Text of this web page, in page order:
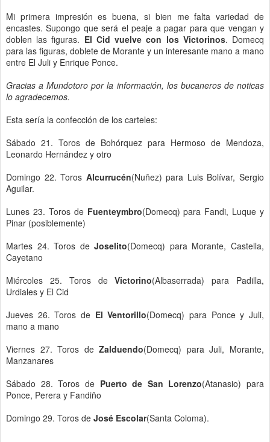
Mi primera impresión es buena, si bien me falta variedad de
encastes. Supongo que será el peaje a pagar para que vengan y
doblen las figuras. El Cid vuelve con los Victorinos. Domecq
para las figuras, doblete de Morante y un interesante mano a mano
entre El Juli y Enrique Ponce.
Gracias a Mundotoro por la información, los bucaneros de noticas
lo agradecemos.
Esta sería la confección de los carteles:
Sábado 21. Toros de Bohórquez para Hermoso de Mendoza,
Leonardo Hernández y otro
Domingo 22. Toros Alcurrucén(Nuñez) para Luis Bolívar, Sergio
Aguilar.
Lunes 23. Toros de Fuenteymbro(Domecq) para Fandi, Luque y
Pinar (posiblemente)
Martes 24. Toros deJoselito(Domecq) para Morante, Castella,
Cayetano
Miércoles 25. Toros deVictorino(Albaserrada) para Padilla,
Urdiales y El Cid
Jueves 26. Toros de El Ventorillo(Domecq) para Ponce y Juli,
mano a mano
Viernes 27. Toros deZalduendo(Domecq) para Juli, Morante,
Manzanares
Sábado 28. Toros de Puerto de San Lorenzo(Atanasio) para
Ponce, Perera y Fandiño
Domingo 29. Toros de José Escolar(Santa Coloma).